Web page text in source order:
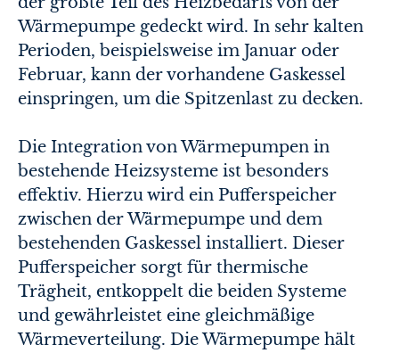
Wärmepumpe gedeckt wird. In sehr kalten
Perioden, beispielsweise im Januar oder
Februar, kann der vorhandene Gaskessel
einspringen, um die Spitzenlast zu decken.
Die Integration von Wärmepumpen in
bestehende Heizsysteme ist besonders
effektiv. Hierzu wird ein Pufferspeicher
zwischen der Wärmepumpe und dem
bestehenden Gaskessel installiert. Dieser
Pufferspeicher sorgt für thermische
Trägheit, entkoppelt die beiden Systeme
und gewährleistet eine gleichmäßige
Wärmeverteilung. Die Wärmepumpe hält